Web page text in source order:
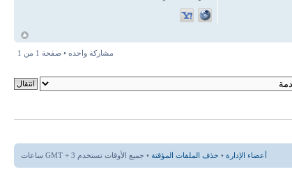
مشاركة واحده • صفحة 1 من 1
أعضاء الإدارة • حذف الملفات المؤقتة • جميع الأوقات تستخدم GMT + 3 ساعات